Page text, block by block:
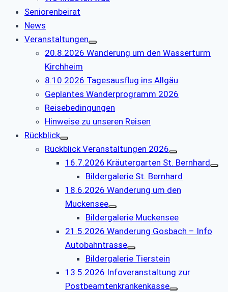
Seniorenbeirat
News
Veranstaltungen
20.8.2026 Wanderung um den Wasserturm
Kirchheim
8.10.2026 Tagesausflug ins Allgäu
Geplantes Wanderprogramm 2026
Reisebedingungen
Hinweise zu unseren Reisen
Rückblick
Rückblick Veranstaltungen 2026
16.7.2026 Kräutergarten St. Bernhard
Bildergalerie St. Bernhard
18.6.2026 Wanderung um den
Muckensee
Bildergalerie Muckensee
21.5.2026 Wanderung Gosbach – Info
Autobahntrasse
Bildergalerie Tierstein
13.5.2026 Infoveranstaltung zur
Postbeamtenkrankenkasse